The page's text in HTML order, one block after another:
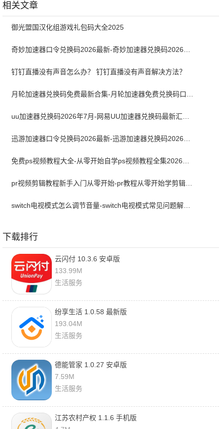
相关文章
御光盟国汉化组游戏礼包码大全2025
钉钉直播没有声音怎么办？ 钉钉直播没有声音解决方法？
pr视频剪辑教程新手入门从零开始-pr教程从零开始学剪辑全集免费
switch电视模式怎么调节音量-switch电视模式常见问题解决方案
下载排行
云闪付 10.3.6 安卓版
133.99M
生活服务
纷享生活 1.0.58 最新版
193.04M
生活服务
德能管家 1.0.27 安卓版
7.59M
生活服务
江苏农村产权 1.1.6 手机版